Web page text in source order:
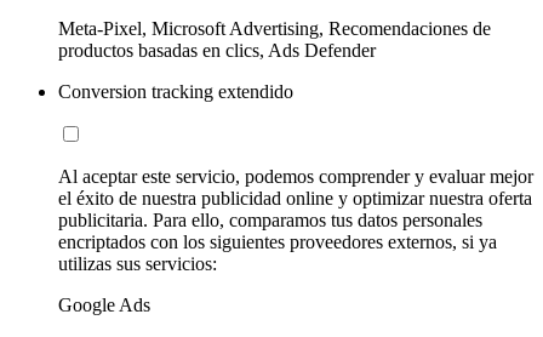
Meta-Pixel, Microsoft Advertising, Recomendaciones de
productos basadas en clics, Ads Defender
Conversion tracking extendido
Al aceptar este servicio, podemos comprender y evaluar mejor
el éxito de nuestra publicidad online y optimizar nuestra oferta
publicitaria. Para ello, comparamos tus datos personales
encriptados con los siguientes proveedores externos, si ya
utilizas sus servicios:
Google Ads